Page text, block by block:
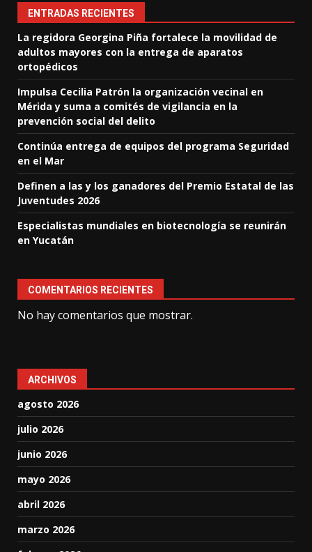
ENTRADAS RECIENTES
La regidora Georgina Piña fortalece la movilidad de
adultos mayores con la entrega de aparatos
ortopédicos
Impulsa Cecilia Patrón la organización vecinal en
Mérida y suma a comités de vigilancia en la
prevención social del delito
Continúa entrega de equipos del programa Seguridad
en el Mar
Definen a las y los ganadores del Premio Estatal de las
Juventudes 2026
Especialistas mundiales en biotecnología se reunirán
en Yucatán
COMENTARIOS RECIENTES
No hay comentarios que mostrar.
ARCHIVOS
agosto 2026
julio 2026
junio 2026
mayo 2026
abril 2026
marzo 2026